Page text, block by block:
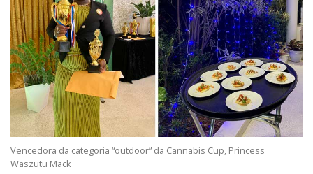
Vencedora da categoria “outdoor” da Cannabis Cup, Princess
Waszutu Mack